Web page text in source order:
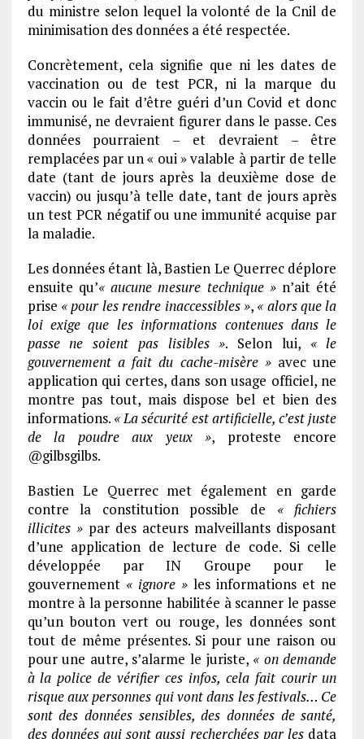
du ministre selon lequel la volonté de la Cnil de
minimisation des données a été respectée.
Concrètement, cela signifie que ni les dates de
vaccination ou de test PCR, ni la marque du
vaccin ou le fait d’être guéri d’un Covid et donc
immunisé, ne devraient figurer dans le passe. Ces
données pourraient – et devraient – être
remplacées par un « oui » valable à partir de telle
date (tant de jours après la deuxième dose de
vaccin) ou jusqu’à telle date, tant de jours après
un test PCR négatif ou une immunité acquise par
la maladie.
Les données étant là, Bastien Le Querrec déplore
ensuite qu’« aucune mesure technique »n’ait été
prise « pour les rendre inaccessibles », « alors que la
loi exige que les informations contenues dans le
passe ne soient pas lisibles ». Selon lui, « le
gouvernement a fait du cache-misère »avec une
application qui certes, dans son usage officiel, ne
montre pas tout, mais dispose bel et bien des
informations. « La sécurité est artificielle, c’est juste
de la poudre aux yeux », proteste encore
@gilbsgilbs.
Bastien Le Querrec met également en garde
contre la constitution possible de « fichiers
illicites »par des acteurs malveillants disposant
d’une application de lecture de code. Si celle
développée par IN Groupe pour le
gouvernement « ignore »les informations et ne
montre à la personne habilitée à scanner le passe
qu’un bouton vert ou rouge, les données sont
tout de même présentes. Si pour une raison ou
pour une autre, s’alarme le juriste, « on demande
à la police de vérifier ces infos, cela fait courir un
risque aux personnes qui vont dans les festivals… Ce
sont des données sensibles, des données de santé,
des données qui sont aussi recherchées par les data